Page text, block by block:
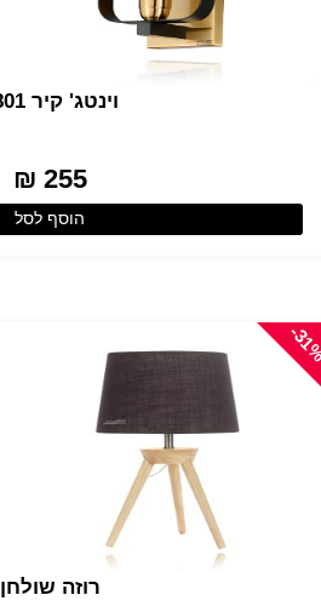
וינטג' קיר 8801
255 ₪
הוסף לסל
-
רוזה שולחן